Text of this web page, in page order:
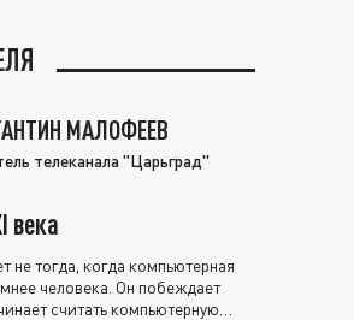
МАЛОФЕЕВ
телеканала "Царьград"
века
тогда, когда компьютерная
человека. Он побеждает
считать компьютерную